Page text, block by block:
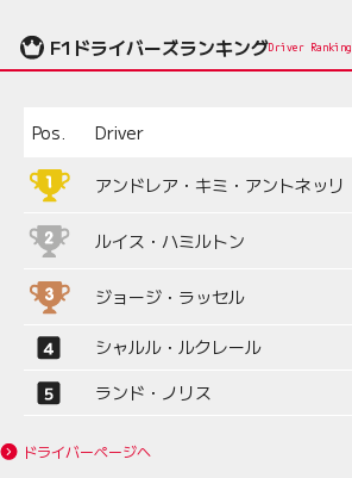
F1ドライバーズランキングDriver Ranking
Pos. Driver
アンドレア・キミ・アントネッリ
ルイス・ハミルトン
ジョージ・ラッセル
シャルル・ルクレール
ランド・ノリス
ドライバーページへ